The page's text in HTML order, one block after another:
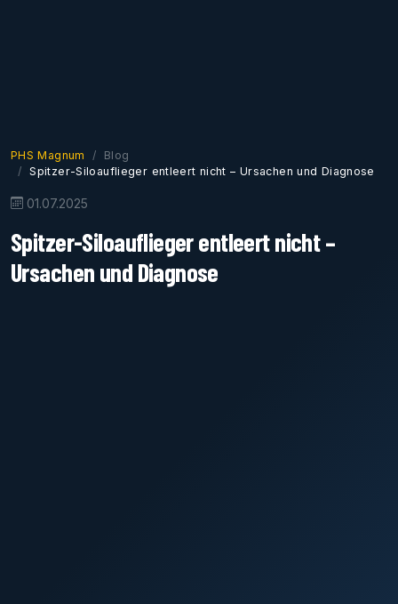
PHS Magnum
Blog
Spitzer-Siloauflieger entleert nicht – Ursachen und Diagnose
01.07.2025
Spitzer-Siloauflieger entleert nicht –
Ursachen und Diagnose